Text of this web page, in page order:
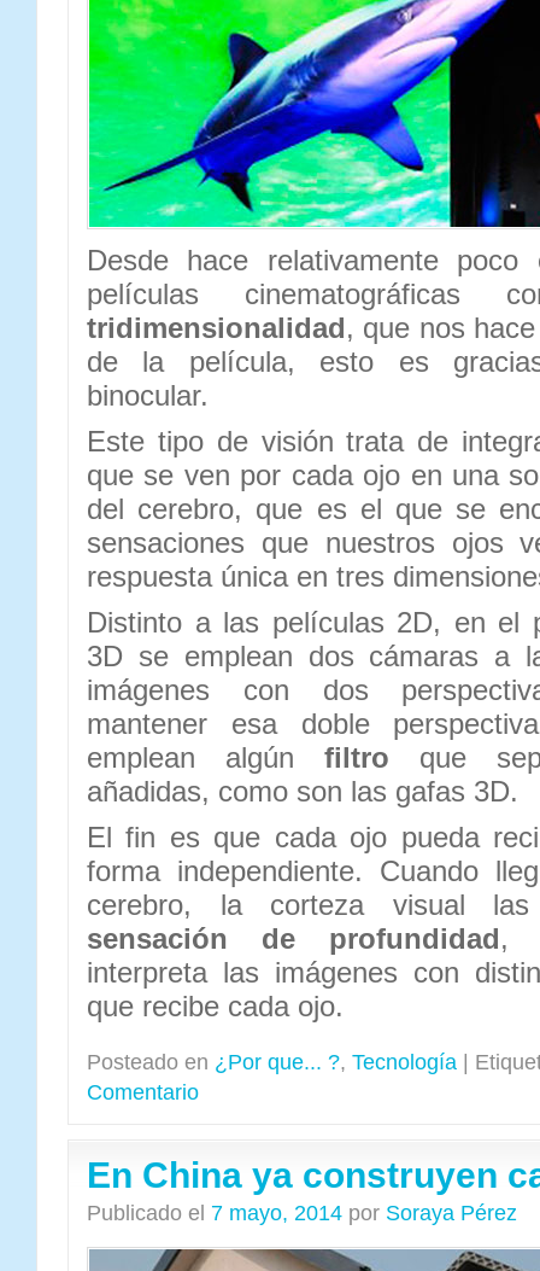
Desde hace relativamente poco
películas cinematográficas
tridimensionalidad, que nos
de la película, esto es
binocular.
Este tipo de visión trata de
que se ven por cada ojo en una
del cerebro, que es el que se
sensaciones que nuestros ojos
respuesta única en tres
Distinto a las películas 2D, en el
3D se emplean dos cámaras a
imágenes con dos
mantener esa doble
emplean algún filtro que
añadidas, como son las gafas 3D.
El fin es que cada ojo pueda
forma independiente. Cuando
cerebro, la corteza visual
sensación de profundidad,
interpreta las imágenes con
que recibe cada ojo.
Posteado en ¿Por que... ?, Tecnología
Comentario
En China ya construyen
Publicado el 7 mayo, 2014 por Soraya Pérez